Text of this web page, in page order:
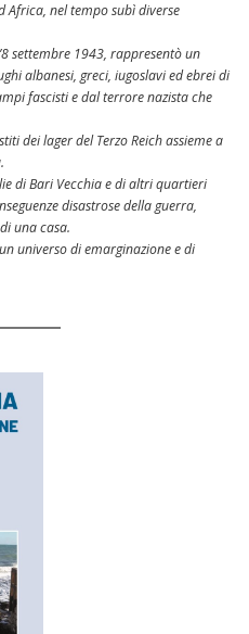
nel tempo subì diverse
settembre 1943, rappresentò un
albanesi, greci, iugoslavi ed ebrei di
fascisti e dal terrore nazista che
dei lager del Terzo Reich assieme a
di Bari Vecchia e di altri quartieri
disastrose della guerra,
una casa.
universo di emarginazione e di